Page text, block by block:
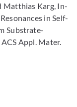
Matthias Karg, In-
in Self-
Substrate-
Appl. Mater.